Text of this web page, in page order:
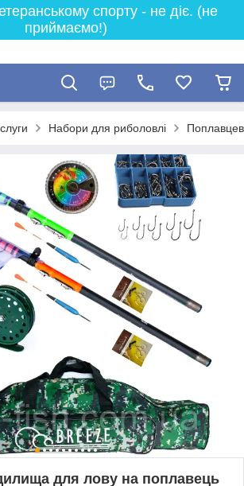
спорту - не діє. (не
приймаємо!)
Набори для риболовлі
для лову на поплавець